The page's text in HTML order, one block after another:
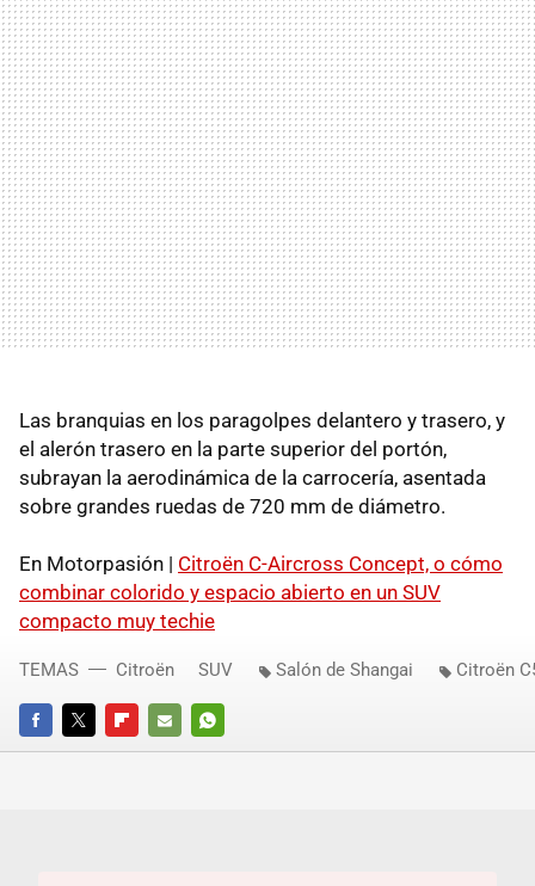
Las branquias en los paragolpes delantero y trasero, y
el alerón trasero en la parte superior del portón,
subrayan la aerodinámica de la carrocería, asentada
sobre grandes ruedas de 720 mm de diámetro.
En Motorpasión | Citroën C-Aircross Concept, o cómo
combinar colorido y espacio abierto en un SUV
compacto muy techie
FACEBOOKTWITTERFLIPBOARD
E-
WHATSAPP
TEMAS Citroën SUV Salón de Shangai Citroën